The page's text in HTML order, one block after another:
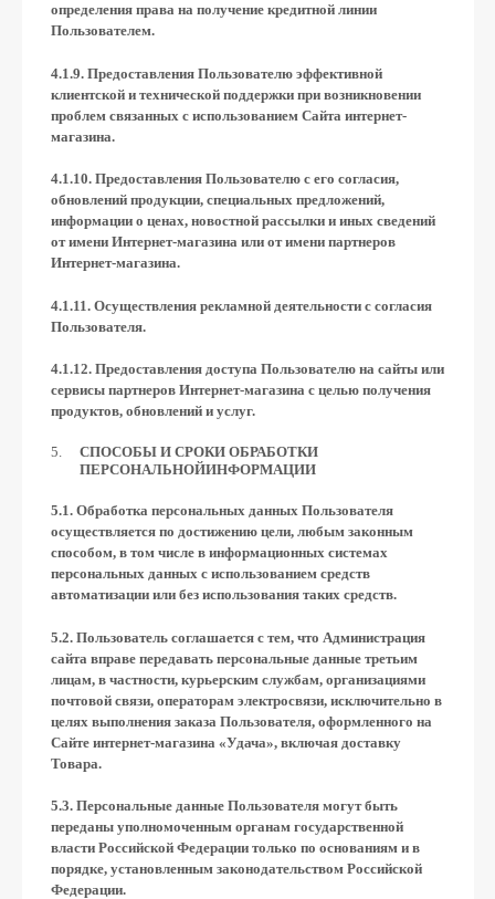
определения права на получение кредитной линии
Пользователем.
4.1.9. Предоставления Пользователю эффективной
клиентской и технической поддержки при возникновении
проблем связанных с использованием Сайта интернет-
магазина.
4.1.10. Предоставления Пользователю с его согласия,
обновлений продукции, специальных предложений,
информации о ценах, новостной рассылки и иных сведений
от имени Интернет-магазина или от имени партнеров
Интернет-магазина.
4.1.11. Осуществления рекламной деятельности с согласия
Пользователя.
4.1.12. Предоставления доступа Пользователю на сайты или
сервисы партнеров Интернет-магазина с целью получения
продуктов, обновлений и услуг.
СПОСОБЫ И СРОКИ ОБРАБОТКИ
ПЕРСОНАЛЬНОЙИНФОРМАЦИИ
5.1. Обработка персональных данных Пользователя
осуществляется по достижению цели, любым законным
способом, в том числе в информационных системах
персональных данных с использованием средств
автоматизации или без использования таких средств.
5.2. Пользователь соглашается с тем, что Администрация
сайта вправе передавать персональные данные третьим
лицам, в частности, курьерским службам, организациями
почтовой связи, операторам электросвязи, исключительно в
целях выполнения заказа Пользователя, оформленного на
Сайте интернет-магазина «Удача», включая доставку
Товара.
5.3. Персональные данные Пользователя могут быть
переданы уполномоченным органам государственной
власти Российской Федерации только по основаниям и в
порядке, установленным законодательством Российской
Федерации.